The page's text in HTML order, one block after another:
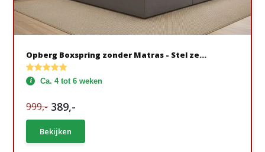
Opberg Boxspring zonder Matras - Stel ze...
Ca. 4 tot 6 weken
999,- 389,-
Bekijken